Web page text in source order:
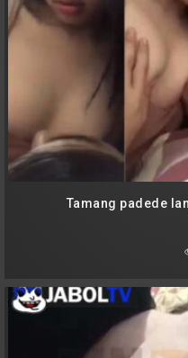
Tamang padede